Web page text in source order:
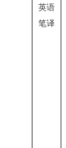
英语
笔译